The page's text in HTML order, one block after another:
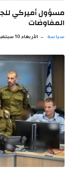
مسؤول أميركي
المفاوضات
سياسة الأربعاء 10 سبتمبر 4:58 م